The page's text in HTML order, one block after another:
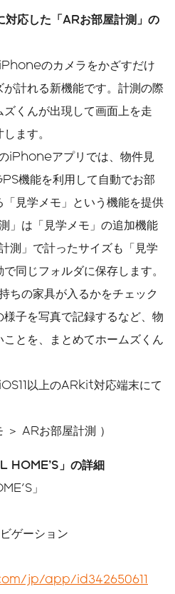
応した「ARお部屋計測」の
のカメラをかざすだけ
計れる新機能です。計測の際
くんが出現して画面上を走
ます。
アプリでは、物件見
機能を利用して自動でお部
見学メモ」という機能を提供
」は「見学メモ」の追加機能
測」で計ったサイズも「見学
同じフォルダに保存します。
ちの家具が入るかをチェック
子を写真で記録するなど、物
とを、まとめてホームズくん
以上のARkit対応端末にて
ARお部屋計測 ）
HOME’S」の詳細
」
ゲーション
jp/app/id342650611